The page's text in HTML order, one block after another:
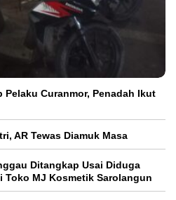
Pelaku Curanmor, Penadah Ikut
AR Tewas Diamuk Masa
Ditangkap Usai Diduga
Toko MJ Kosmetik Sarolangun